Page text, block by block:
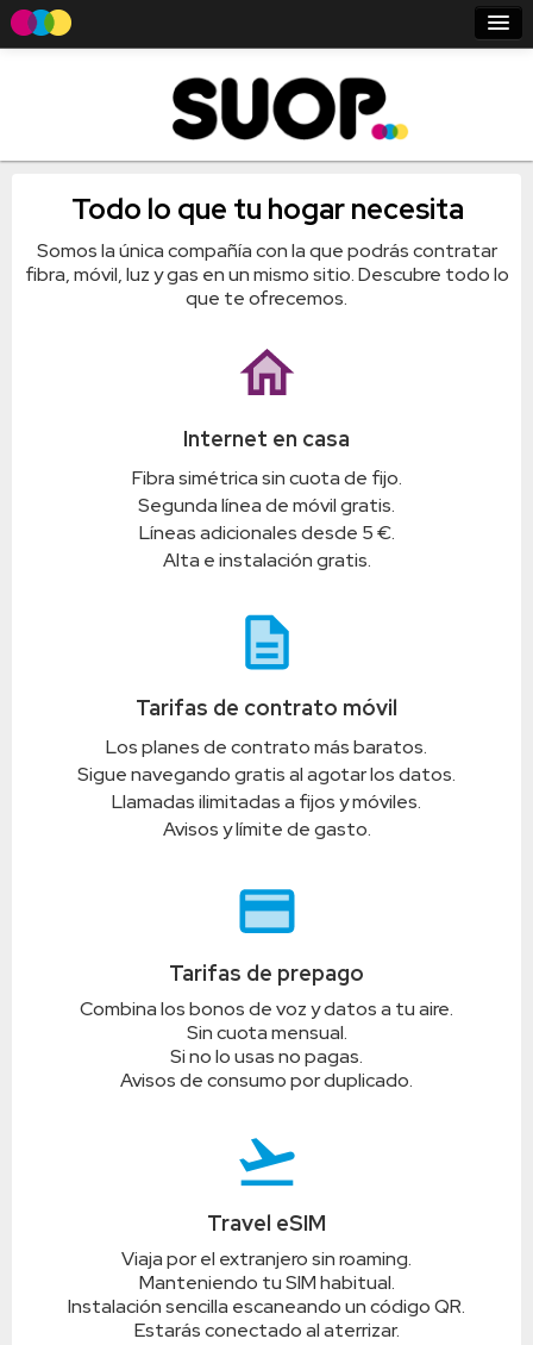
Fibra + Móvil
Viaja sin roaming
Entrar - Registro
Todo lo que tu hogar necesita
Somos la única compañía con la que podrás contratar
fibra, móvil, luz y gas en un mismo sitio. Descubre todo lo
que te ofrecemos.
home
Internet en casa
Fibra simétrica sin cuota de fijo.
Segunda línea de móvil gratis.
Líneas adicionales desde 5 €.
Alta e instalación gratis.
description
Tarifas de contrato móvil
Los planes de contrato más baratos.
Sigue navegando gratis al agotar los datos.
Llamadas ilimitadas a fijos y móviles.
Avisos y límite de gasto.
credit_card
Tarifas de prepago
Combina los bonos de voz y datos a tu aire.
Sin cuota mensual.
Si no lo usas no pagas.
Avisos de consumo por duplicado.
flight_takeoff
Travel eSIM
Viaja por el extranjero sin roaming.
Manteniendo tu SIM habitual.
Instalación sencilla escaneando un código QR.
Estarás conectado al aterrizar.